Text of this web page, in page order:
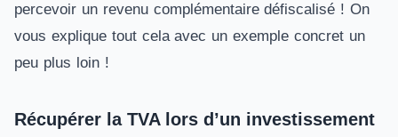
percevoir un revenu complémentaire défiscalisé ! On
vous explique tout cela avec un exemple concret un
peu plus loin !
Récupérer la TVA lors d’un investissement